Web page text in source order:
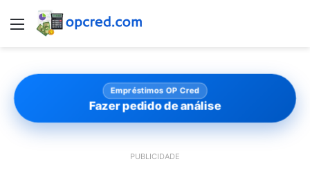
Menu
Empréstimos OP Cred
Fazer pedido de análise
PUBLICIDADE